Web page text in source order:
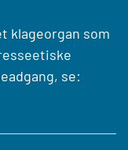
klageorgan som
se: